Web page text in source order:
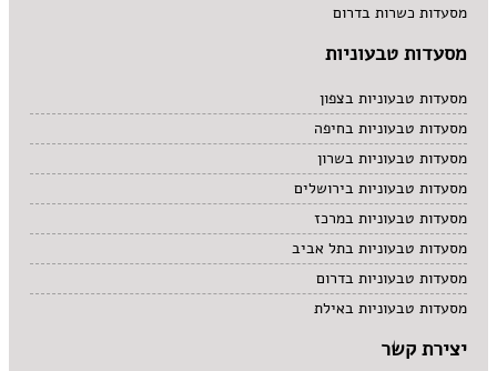
מסעדות כשרות בדרום
מסעדות טבעוניות
מסעדות טבעוניות בצפון
מסעדות טבעוניות בחיפה
מסעדות טבעוניות בשרון
מסעדות טבעוניות בירושלים
מסעדות טבעוניות במרכז
מסעדות טבעוניות בתל אביב
מסעדות טבעוניות בדרום
מסעדות טבעוניות באילת
יצירת קשר